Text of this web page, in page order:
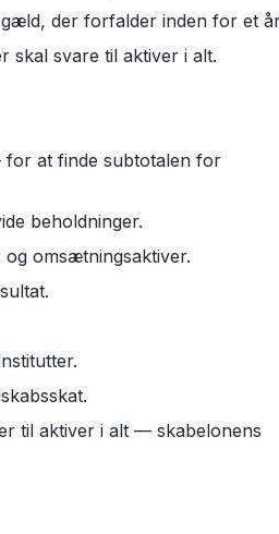
der forfalder inden for et
skal svare til aktiver i alt.
for at finde subtotalen for
beholdninger.
omsætningsaktiver.
til aktiver i alt — skabelonens